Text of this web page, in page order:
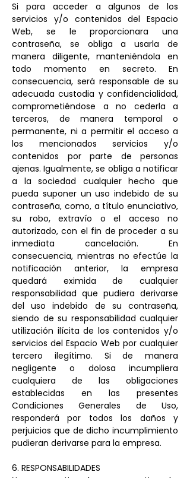
Si para acceder a algunos de los
servicios y/o contenidos del Espacio
Web, se le proporcionara una
contraseña, se obliga a usarla de
manera diligente, manteniéndola en
todo momento en secreto. En
consecuencia, será responsable de su
adecuada custodia y confidencialidad,
comprometiéndose a no cederla a
terceros, de manera temporal o
permanente, ni a permitir el acceso a
los mencionados servicios y/o
contenidos por parte de personas
ajenas. Igualmente, se obliga a notificar
a la sociedad cualquier hecho que
pueda suponer un uso indebido de su
contraseña, como, a título enunciativo,
su robo, extravío o el acceso no
autorizado, con el fin de proceder a su
inmediata cancelación. En
consecuencia, mientras no efectúe la
notificación anterior, la empresa
quedará eximida de cualquier
responsabilidad que pudiera derivarse
del uso indebido de su contraseña,
siendo de su responsabilidad cualquier
utilización ilícita de los contenidos y/o
servicios del Espacio Web por cualquier
tercero ilegítimo. Si de manera
negligente o dolosa incumpliera
cualquiera de las obligaciones
establecidas en las presentes
Condiciones Generales de Uso,
responderá por todos los daños y
perjuicios que de dicho incumplimiento
pudieran derivarse para la empresa.
6. RESPONSABILIDADES